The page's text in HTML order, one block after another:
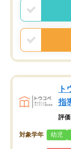
指
評価
対象学年 幼児